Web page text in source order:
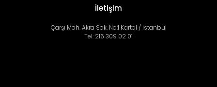
İletişim
Çarşı Mah. Akra Sok. No:1 Kartal / İstanbul
Tel: 216 309 02 01